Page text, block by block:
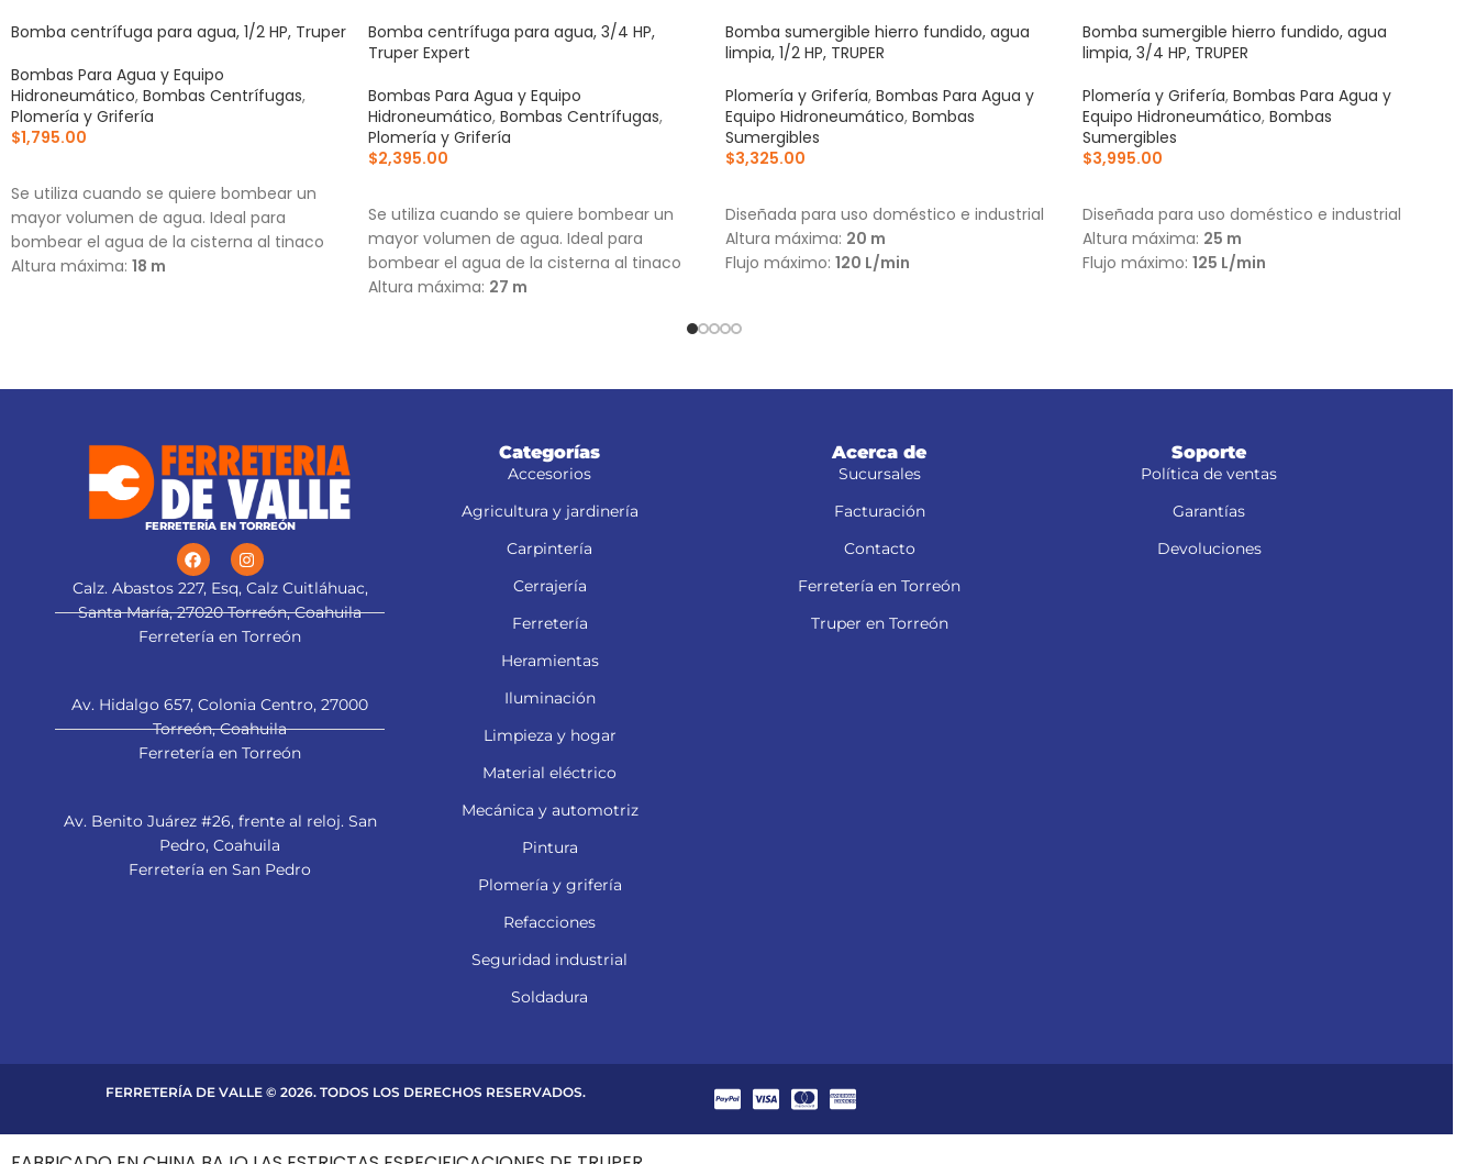
Bomba centrífuga para agua, 1/2 HP, Truper
Bombas Para Agua y Equipo
Hidroneumático, Bombas Centrífugas,
Plomería y Grifería
$1,795.00
Se utiliza cuando se quiere bombear un
mayor volumen de agua. Ideal para
bombear el agua de la cisterna al tinaco
Altura máxima: 18 m
Bomba centrífuga para agua, 3/4 HP,
Truper Expert
Bombas Para Agua y Equipo
Hidroneumático, Bombas Centrífugas,
Plomería y Grifería
$2,395.00
Se utiliza cuando se quiere bombear un
mayor volumen de agua. Ideal para
bombear el agua de la cisterna al tinaco
Altura máxima: 27 m
Bomba sumergible hierro fundido, agua
limpia, 1/2 HP, TRUPER
Plomería y Grifería, Bombas Para Agua y
Equipo Hidroneumático, Bombas
Sumergibles
$3,325.00
Diseñada para uso doméstico e industrial
Altura máxima: 20 m
Flujo máximo: 120 L/min
Bomba sumergible hierro fundido, agua
limpia, 3/4 HP, TRUPER
Plomería y Grifería, Bombas Para Agua y
Equipo Hidroneumático, Bombas
Sumergibles
$3,995.00
Diseñada para uso doméstico e industrial
Altura máxima: 25 m
Flujo máximo: 125 L/min
FERRETERÍA EN TORREÓN
Calz. Abastos 227, Esq, Calz Cuitláhuac,
Santa María, 27020 Torreón, Coahuila
Ferretería en Torreón
Av. Hidalgo 657, Colonia Centro, 27000
Torreón, Coahuila
Ferretería en Torreón
Av. Benito Juárez #26, frente al reloj. San
Pedro, Coahuila
Ferretería en San Pedro
Categorías
Accesorios
Agricultura y jardinería
Carpintería
Cerrajería
Ferretería
Heramientas
Iluminación
Limpieza y hogar
Material eléctrico
Mecánica y automotriz
Pintura
Plomería y grifería
Refacciones
Seguridad industrial
Soldadura
Acerca de
Sucursales
Facturación
Contacto
Ferretería en Torreón
Truper en Torreón
Soporte
Política de ventas
Garantías
Devoluciones
FERRETERÍA DE VALLE © 2026. TODOS LOS DERECHOS RESERVADOS.